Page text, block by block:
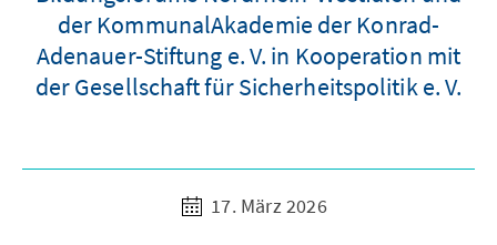
der KommunalAkademie der Konrad-
Adenauer-Stiftung e. V. in Kooperation mit
der Gesellschaft für Sicherheitspolitik e. V.
17. März 2026